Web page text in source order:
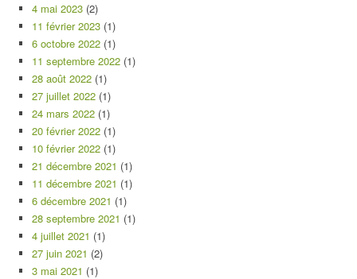
4 mai 2023 (2)
11 février 2023 (1)
6 octobre 2022 (1)
11 septembre 2022 (1)
28 août 2022 (1)
27 juillet 2022 (1)
24 mars 2022 (1)
20 février 2022 (1)
10 février 2022 (1)
21 décembre 2021 (1)
11 décembre 2021 (1)
6 décembre 2021 (1)
28 septembre 2021 (1)
4 juillet 2021 (1)
27 juin 2021 (2)
3 mai 2021 (1)